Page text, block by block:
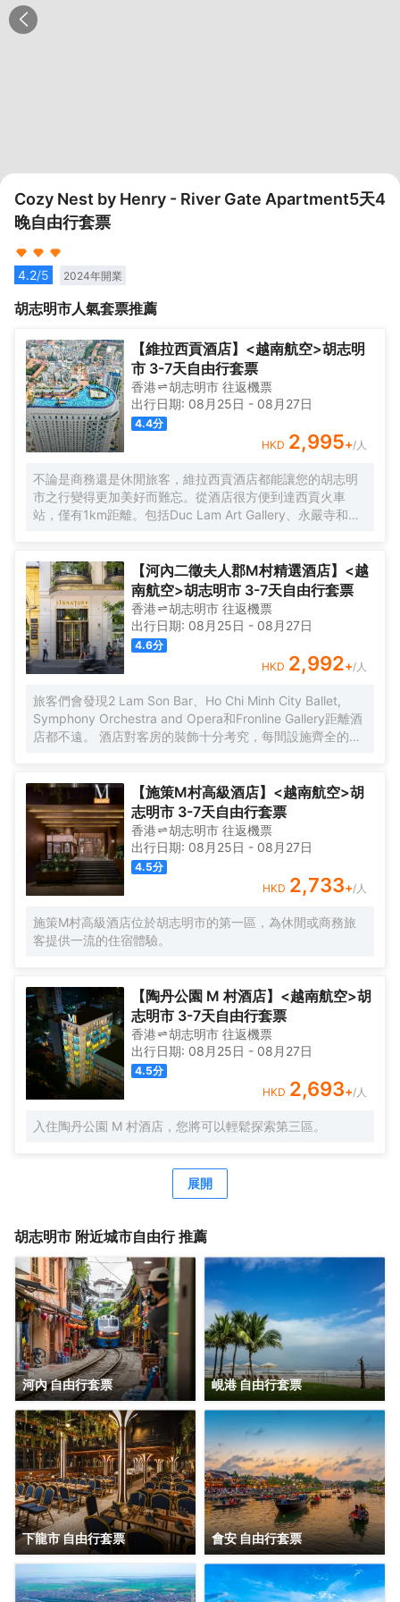
Cozy Nest by Henry - River Gate Apartment5天4
晚自由行套票
4.2/5 2024年開業
胡志明市人氣套票推薦
【維拉西貢酒店】<越南航空>胡志明
市 3-7天自由行套票
香港 胡志明市 往返機票
出行日期: 08月25日 - 08月27日
4.4分
HKD 2,995+/人
不論是商務還是休閒旅客，維拉西貢酒店都能讓您的胡志明
市之行變得更加美好而難忘。從酒店很方便到達西貢火車
站，僅有1km距離。包括Duc Lam Art Gallery、永嚴寺和
全的客房都配備有雨傘、房內保險箱和空調。有飲水需求的
旅客，酒店還為您提供了瓶裝水。浴室配有拖鞋、24小時熱
水和浴缸。在餘暇時間，可以選擇去酒店的酒吧喝上一杯飲
料，驅走所有的疲憊。貼心的送餐服務可以滿足那些喜歡在
私人場合進餐的旅客。除此之外，周邊餐飲種類繁多。
HOME FINEST（東南亞菜）供應一流的推薦美味-Grilled
beef on hot rock stone，Huynh Hoa Sandwich
Shop（BÁNH MÌ HUỲNH HOA）（快餐簡餐）提供的法棍
三明治備受好評，Cyclo Resto（東南亞菜）的香茅雞也是來
這裏遊玩不容錯過的美味。 住客既能在 室外泳池揮灑汗水，
也可以在桑拿浴室放鬆身心。酒店設有會議廳和商務中心，
省心。
【河內二徵夫人郡M村精選酒店】<越
南航空>胡志明市 3-7天自由行套票
香港 胡志明市 往返機票
出行日期: 08月25日 - 08月27日
4.6分
HKD 2,992+/人
旅客們會發現2 Lam Son Bar、Ho Chi Minh City Ballet,
Symphony Orchestra and Opera和Fronline Gallery距離酒
店都不遠。 酒店對客房的裝飾十分考究，每間設施齊全的客
倘若您在忙碌的一天後想在自己的客房內放鬆，提供拖鞋和
24小時熱水的客房浴室是不錯的選擇。 優美的環境，再搭配
上細緻周到的服務，酒店的休閒區定能滿足您的品質需求。
酒店的會議廳將熱情的服務與專業的素質完美地結合在一
起。提供乾洗服務，為您的旅途省心。
【施策M村高級酒店】<越南航空>胡
志明市 3-7天自由行套票
香港 胡志明市 往返機票
出行日期: 08月25日 - 08月27日
4.5分
HKD 2,733+/人
施策M村高級酒店位於胡志明市的第一區，為休閒或商務旅
客提供一流的住宿體驗。
【陶丹公園 M 村酒店】<越南航空>胡
志明市 3-7天自由行套票
香港 胡志明市 往返機票
出行日期: 08月25日 - 08月27日
4.5分
HKD 2,693+/人
入住陶丹公園 M 村酒店，您將可以輕鬆探索第三區。
展開
胡志明市 附近城市自由行 推薦
河內 自由行套票 峴港 自由行套票
下龍市 自由行套票 會安 自由行套票